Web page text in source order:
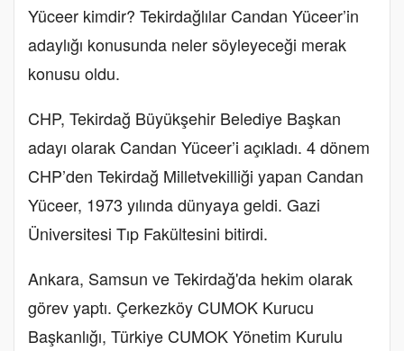
Yüceer kimdir? Tekirdağlılar Candan Yüceer’in
adaylığı konusunda neler söyleyeceği merak
konusu oldu.
CHP, Tekirdağ Büyükşehir Belediye Başkan
adayı olarak Candan Yüceer’i açıkladı. 4 dönem
CHP’den Tekirdağ Milletvekilliği yapan Candan
Yüceer, 1973 yılında dünyaya geldi. Gazi
Üniversitesi Tıp Fakültesini bitirdi.
Ankara, Samsun ve Tekirdağ'da hekim olarak
görev yaptı. Çerkezköy CUMOK Kurucu
Başkanlığı, Türkiye CUMOK Yönetim Kurulu